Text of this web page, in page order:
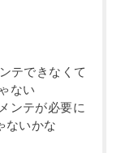
テできなくて
ない
ンテが必要に
ないかな